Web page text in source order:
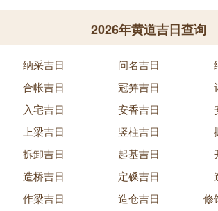
2026年黄道吉日查询
纳采吉日 问名吉日
合帐吉日 冠笄吉日
入宅吉日 安香吉日
上梁吉日 竖柱吉日
拆卸吉日 起基吉日
造桥吉日 定磉吉日
作梁吉日 造仓吉日 修